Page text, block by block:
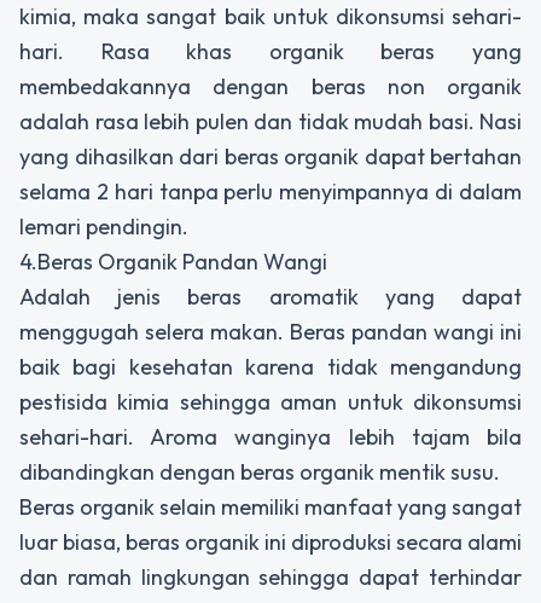
kimia, maka sangat baik untuk dikonsumsi sehari-
hari. Rasa khas organik beras yang
membedakannya dengan beras non organik
adalah rasa lebih pulen dan tidak mudah basi. Nasi
yang dihasilkan dari beras organik dapat bertahan
selama 2 hari tanpa perlu menyimpannya di dalam
lemari pendingin.
4.Beras Organik Pandan Wangi
Adalah jenis beras aromatik yang dapat
menggugah selera makan. Beras pandan wangi ini
baik bagi kesehatan karena tidak mengandung
pestisida kimia sehingga aman untuk dikonsumsi
sehari-hari. Aroma wanginya lebih tajam bila
dibandingkan dengan beras organik mentik susu.
Beras organik selain memiliki manfaat yang sangat
luar biasa, beras organik ini diproduksi secara alami
dan ramah lingkungan sehingga dapat terhindar